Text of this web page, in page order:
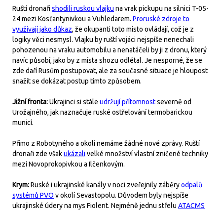
Ruští dronařishodili ruskou vlajku na vrak pickupu na silnici T-05-
24 mezi Kosťantynivkou a Vuhledarem. Proruské zdroje to
využívají jako důkaz, že okupanti toto místo ovládají, což je z
logiky věci nesmysl. Vlajku by ruští vojáci nejspíše nenechali
pohozenou na vraku automobilu a nenatáčeli by ji z dronu, který
navíc působí, jako by z místa shozu odlétal. Je nesporné, že se
zde daří Rusům postupovat, ale za současné situace je hloupost
snažit se dokázat postup tímto způsobem.
Jižní fronta:Ukrajinci si stále udržují přítomnostseverně od
Urožajného, jak naznačuje ruské ostřelování termobarickou
municí.
Přímo z Robotyného a okolí nemáme žádné nové zprávy. Ruští
dronaři zde všakukázalivelké množství vlastní zničené techniky
mezi Novoprokopivkou a Ilčenkovým.
Krym:Ruské i ukrajinské kanály v noci zveřejnily záběryodpalů
systémů PVO v okolí Sevastopolu. Důvodem byly nejspíše
ukrajinské údery na mys Fiolent. Nejméně jednu střelu ATACMS